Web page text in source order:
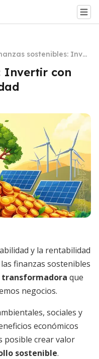
sostenibles: Inver
con propósito y rentabili
Invertir con
y la rentabilidad
finanzas sostenibles
transformadora que
negocios.
sociales y
económicos
posible crear valor
sostenible.